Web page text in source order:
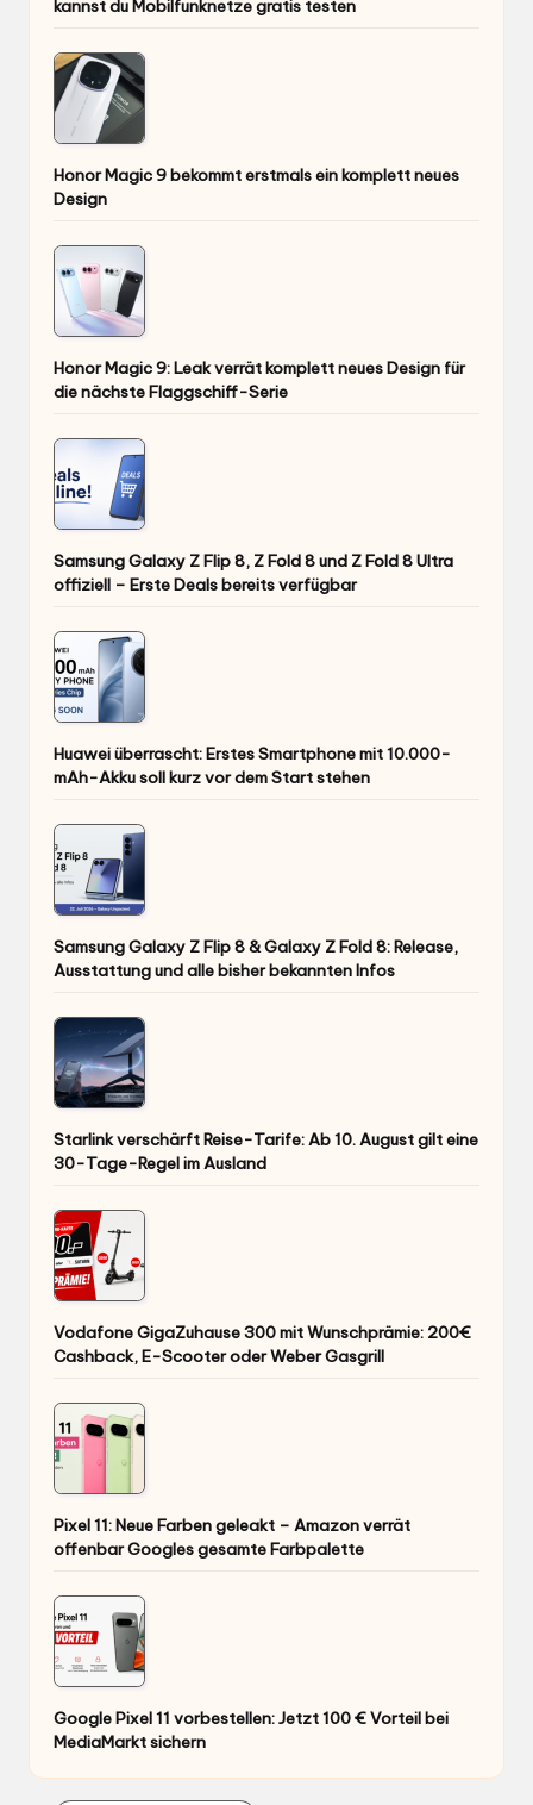
kannst du Mobilfunknetze gratis testen
Honor Magic 9 bekommt erstmals ein komplett neues
Design
Honor Magic 9: Leak verrät komplett neues Design für
die nächste Flaggschiff-Serie
Samsung Galaxy Z Flip 8, Z Fold 8 und Z Fold 8 Ultra
offiziell – Erste Deals bereits verfügbar
Huawei überrascht: Erstes Smartphone mit 10.000-
mAh-Akku soll kurz vor dem Start stehen
Samsung Galaxy Z Flip 8 & Galaxy Z Fold 8: Release,
Ausstattung und alle bisher bekannten Infos
Starlink verschärft Reise-Tarife: Ab 10. August gilt eine
30-Tage-Regel im Ausland
Vodafone GigaZuhause 300 mit Wunschprämie: 200€
Cashback, E-Scooter oder Weber Gasgrill
Pixel 11: Neue Farben geleakt – Amazon verrät
offenbar Googles gesamte Farbpalette
Google Pixel 11 vorbestellen: Jetzt 100 € Vorteil bei
MediaMarkt sichern